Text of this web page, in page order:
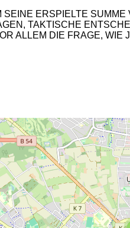
SEINE ERSPIELTE
TAKTISCHE
ALLEM DIE FRAGE,